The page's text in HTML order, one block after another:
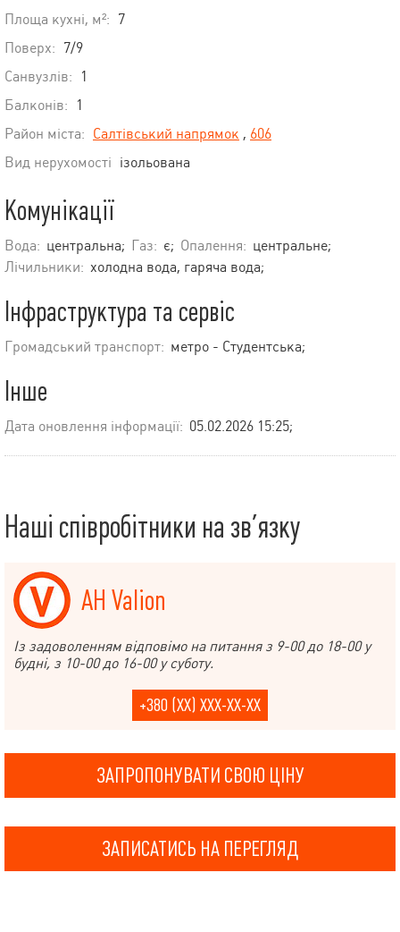
Площа кухні, м²: 7
Поверх: 7/9
Санвузлів:
1
Балконів:
1
Район міста: Салтівський напрямок , 606
Вид нерухомості ізольована
Комунікації
Вода: центральна; Газ: є; Опалення: центральне;
Лічильники: холодна вода, гаряча вода;
Інфраструктура та сервіс
Громадський транспорт: метро - Студентська;
Інше
Дата оновлення інформації: 05.02.2026 15:25;
Наші співробітники на зв’язку
АН Valion
Із задоволенням відповімо на питання з 9-00 до 18-00 у
будні, з 10-00 до 16-00 у суботу.
+380 (XX) XXX-XX-XX
ЗАПРОПОНУВАТИ СВОЮ ЦІНУ
ЗАПИСАТИСЬ НА ПЕРЕГЛЯД